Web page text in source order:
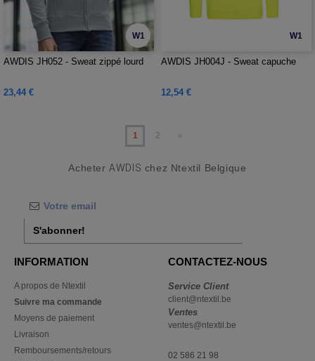
W1
AWDIS JH052 - Sweat zippé lourd
23,44 €
W1
AWDIS JH004J - Sweat capuche
12,54 €
1 2 »
AcheterAWDIS chez Ntextil Belgique
S'abonner!
INFORMATION
A propos de Ntextil
Suivre ma commande
Moyens de paiement
Livraison
Remboursements/retours
CONTACTEZ-NOUS
Service Client
client@ntextil.be
Ventes
ventes@ntextil.be
02 586 21 98